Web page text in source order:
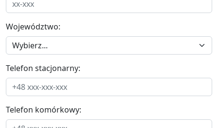
Województwo:
Telefon stacjonarny:
Telefon komórkowy: